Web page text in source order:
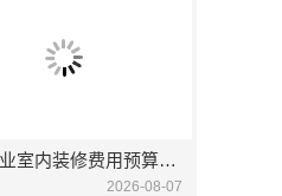
国内专业室内装修费用预算，江西圣匠新型环保材料有限公司
2026-08-07